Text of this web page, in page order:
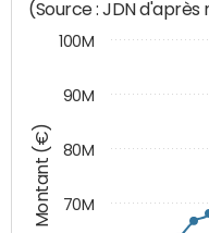
Montant (€)
(Source : JDN
70M
80M
90M
100M